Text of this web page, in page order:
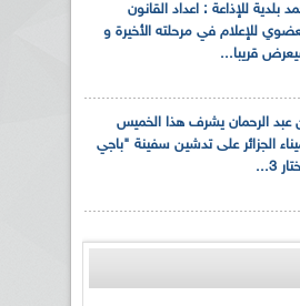
بلدية للإذاعة : اعداد القانون
للإعلام في مرحلته الأخيرة و
قريبا...
عبد الرحمان يشرف هذا الخميس
الجزائر على تدشين سفينة "باجي
3...